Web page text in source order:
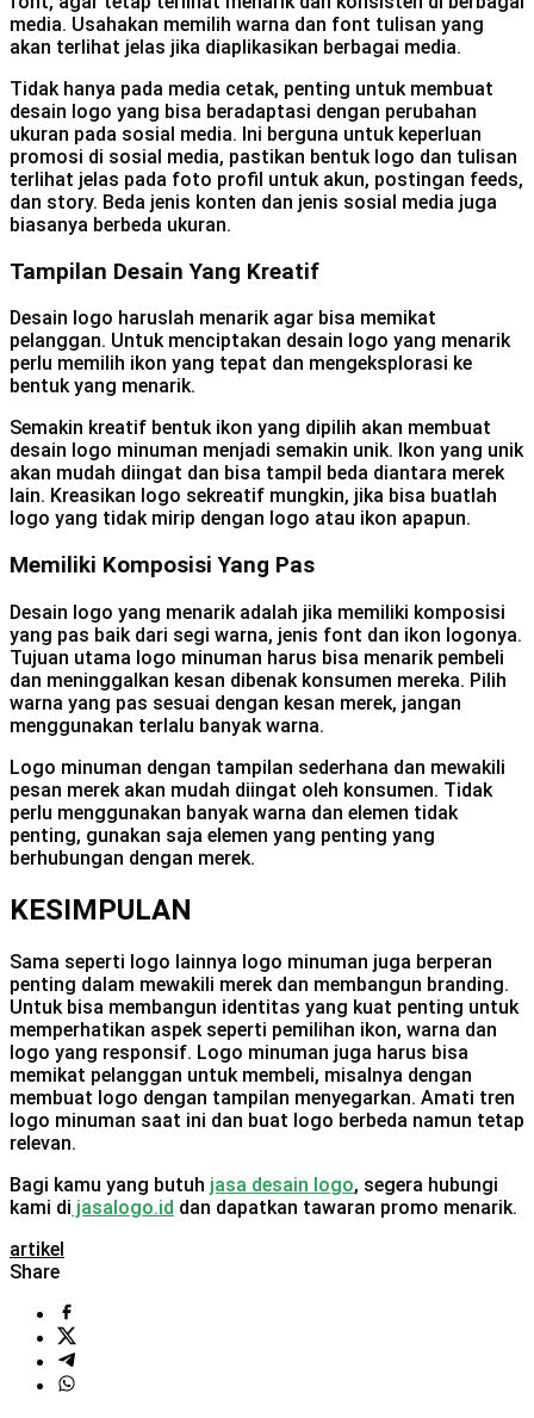
media. Usahakan memilih warna dan font tulisan yang
akan terlihat jelas jika diaplikasikan berbagai media.
Tidak hanya pada media cetak, penting untuk membuat
desain logo yang bisa beradaptasi dengan perubahan
ukuran pada sosial media. Ini berguna untuk keperluan
promosi di sosial media, pastikan bentuk logo dan tulisan
terlihat jelas pada foto profil untuk akun, postingan feeds,
dan story. Beda jenis konten dan jenis sosial media juga
biasanya berbeda ukuran.
Tampilan Desain Yang Kreatif
Desain logo haruslah menarik agar bisa memikat
pelanggan. Untuk menciptakan desain logo yang menarik
perlu memilih ikon yang tepat dan mengeksplorasi ke
bentuk yang menarik.
Semakin kreatif bentuk ikon yang dipilih akan membuat
desain logo minuman menjadi semakin unik. Ikon yang unik
akan mudah diingat dan bisa tampil beda diantara merek
lain. Kreasikan logo sekreatif mungkin, jika bisa buatlah
logo yang tidak mirip dengan logo atau ikon apapun.
Memiliki Komposisi Yang Pas
Desain logo yang menarik adalah jika memiliki komposisi
yang pas baik dari segi warna, jenis font dan ikon logonya.
Tujuan utama logo minuman harus bisa menarik pembeli
dan meninggalkan kesan dibenak konsumen mereka. Pilih
warna yang pas sesuai dengan kesan merek, jangan
menggunakan terlalu banyak warna.
Logo minuman dengan tampilan sederhana dan mewakili
pesan merek akan mudah diingat oleh konsumen. Tidak
perlu menggunakan banyak warna dan elemen tidak
penting, gunakan saja elemen yang penting yang
berhubungan dengan merek.
KESIMPULAN
Sama seperti logo lainnya logo minuman juga berperan
penting dalam mewakili merek dan membangun branding.
Untuk bisa membangun identitas yang kuat penting untuk
memperhatikan aspek seperti pemilihan ikon, warna dan
logo yang responsif. Logo minuman juga harus bisa
memikat pelanggan untuk membeli, misalnya dengan
membuat logo dengan tampilan menyegarkan. Amati tren
logo minuman saat ini dan buat logo berbeda namun tetap
relevan.
Bagi kamu yang butuh jasa desain logo, segera hubungi
kami di jasalogo.id dan dapatkan tawaran promo menarik.
artikel
Share